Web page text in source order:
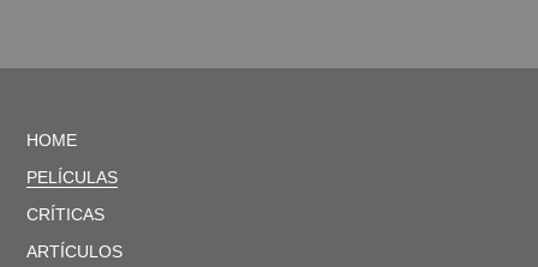
HOME
PELÍCULAS
CRÍTICAS
ARTÍCULOS